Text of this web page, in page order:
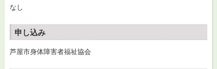
なし
申し込み
芦屋市身体障害者福祉協会